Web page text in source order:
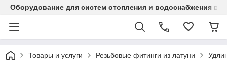
Оборудование для систем отопления и водоснабжения в
Товары и услуги Резьбовые фитинги из латуни